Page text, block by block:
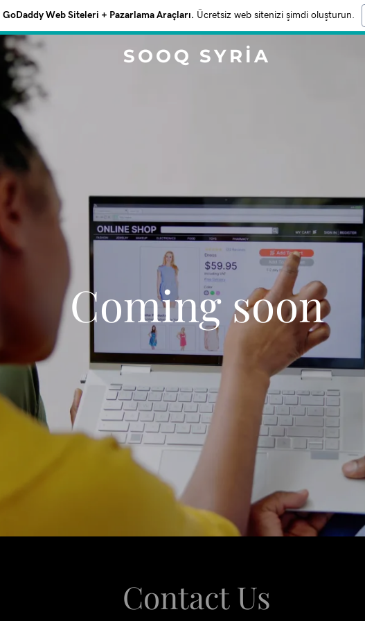
GoDaddy Web Siteleri + Pazarlama Araçları. Ücretsiz web sitenizi şimdi oluşturun.
SOOQ SYRIA
Coming soon
Contact Us